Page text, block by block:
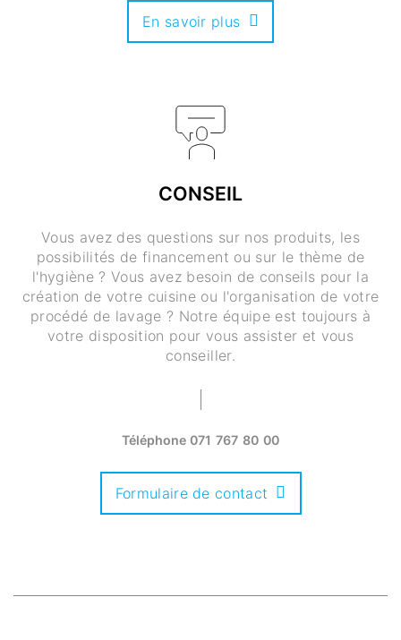
En savoir plus
CONSEIL
Vous avez des questions sur nos produits, les
possibilités de financement ou sur le thème de
l'hygiène ? Vous avez besoin de conseils pour la
création de votre cuisine ou l'organisation de votre
procédé de lavage ? Notre équipe est toujours à
votre disposition pour vous assister et vous
conseiller.
Téléphone 071 767 80 00
Formulaire de contact